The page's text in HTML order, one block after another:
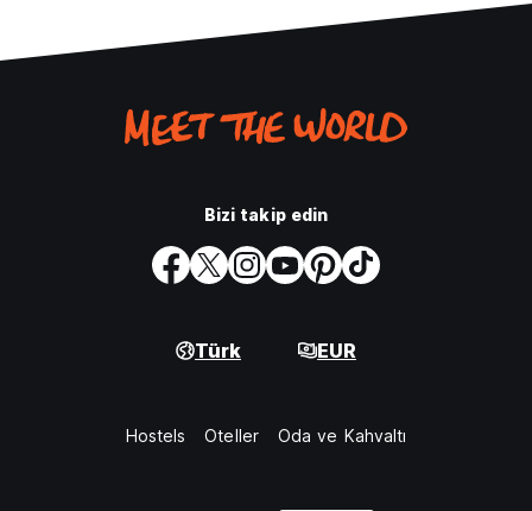
Bizi takip edin
Türk EUR
Hostels Oteller Oda ve Kahvaltı